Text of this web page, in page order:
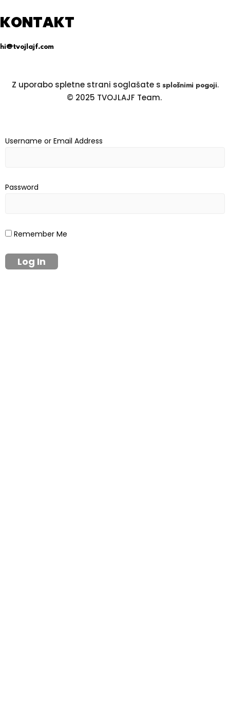
KONTAKT
hi@tvojlajf.com
Z uporabo spletne strani soglašate s splošnimi pogoji.
© 2025 TVOJLAJF Team.
Username or Email Address
Password
Remember Me